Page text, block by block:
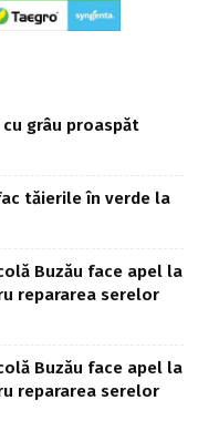
grâu proaspăt
tăierile în verde la
Buzău face apel la
repararea serelor
Buzău face apel la
repararea serelor